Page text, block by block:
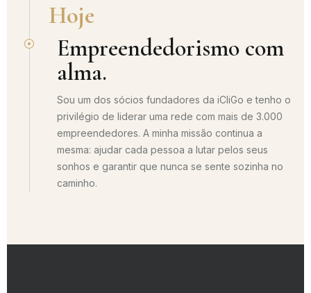
Hoje
Empreendedorismo com
alma.
Sou um dos sócios fundadores da iCliGo e tenho o
privilégio de liderar uma rede com mais de 3.000
empreendedores. A minha missão continua a
mesma: ajudar cada pessoa a lutar pelos seus
sonhos e garantir que nunca se sente sozinha no
caminho.